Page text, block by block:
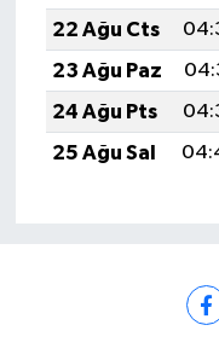
22 Ağu Cts
23 Ağu Paz
24 Ağu Pts
25 Ağu Sal